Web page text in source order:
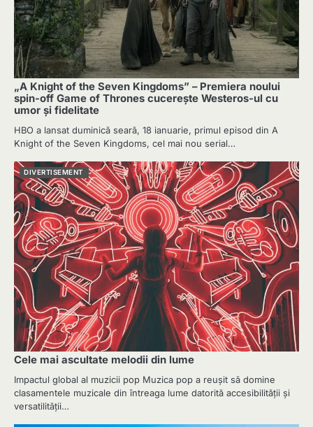
„A Knight of the Seven Kingdoms” – Premiera noului
spin-off Game of Thrones cucerește Westeros-ul cu
umor și fidelitate
HBO a lansat duminică seară, 18 ianuarie, primul episod din A
Knight of the Seven Kingdoms, cel mai nou serial…
DIVERTISEMENT
Cele mai ascultate melodii din lume
Impactul global al muzicii pop Muzica pop a reușit să domine
clasamentele muzicale din întreaga lume datorită accesibilității și
versatilității…